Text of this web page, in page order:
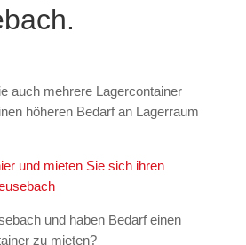
auch mehrere Lagercontainer
höheren Bedarf an Lagerraum
und mieten Sie sich ihren
und haben Bedarf einen
zu mieten?